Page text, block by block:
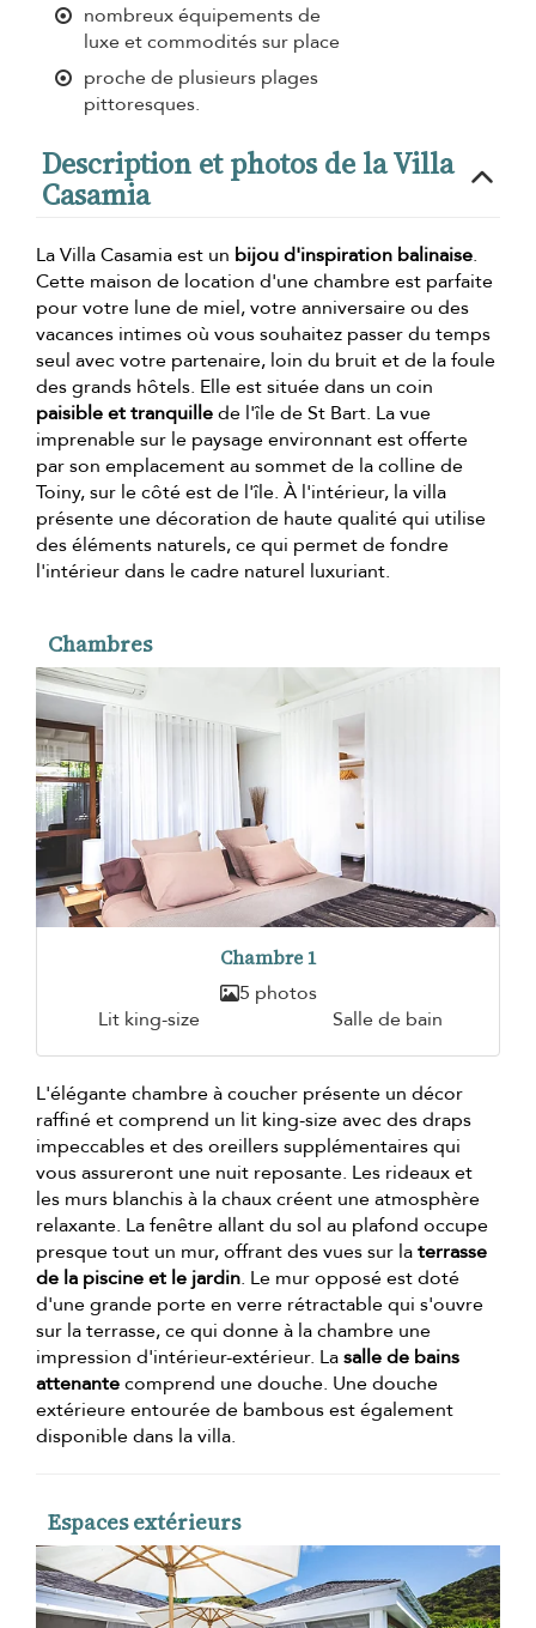
nombreux équipements de
luxe et commodités sur place
proche de plusieurs plages
pittoresques.
Description et photos de la Villa
Casamia
La Villa Casamia est un bijou d'inspiration balinaise.
Cette maison de location d'une chambre est parfaite
pour votre lune de miel, votre anniversaire ou des
vacances intimes où vous souhaitez passer du temps
seul avec votre partenaire, loin du bruit et de la foule
des grands hôtels. Elle est située dans un coin
paisible et tranquillede l'île de St Bart. La vue
imprenable sur le paysage environnant est offerte
par son emplacement au sommet de la colline de
Toiny, sur le côté est de l'île. À l'intérieur, la villa
présente une décoration de haute qualité qui utilise
des éléments naturels, ce qui permet de fondre
l'intérieur dans le cadre naturel luxuriant.
Chambres
Chambre 1
5 photos
Lit king-size
Salle de bain
L'élégante chambre à coucher présente un décor
raffiné et comprend un lit king-size avec des draps
impeccables et des oreillers supplémentaires qui
vous assureront une nuit reposante. Les rideaux et
les murs blanchis à la chaux créent une atmosphère
relaxante. La fenêtre allant du sol au plafond occupe
presque tout un mur, offrant des vues sur laterrasse
de la piscine et le jardin. Le mur opposé est doté
d'une grande porte en verre rétractable qui s'ouvre
sur la terrasse, ce qui donne à la chambre une
impression d'intérieur-extérieur. Lasalle de bains
attenantecomprend une douche. Une douche
extérieure entourée de bambous est également
disponible dans la villa.
Espaces extérieurs